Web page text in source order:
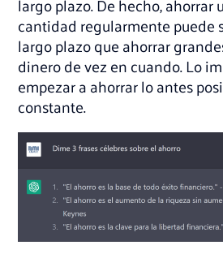
cantidad regularmente puede
largo plazo que ahorrar
dinero de vez en cuando. Lo
empezar a ahorrar lo antes
constante.